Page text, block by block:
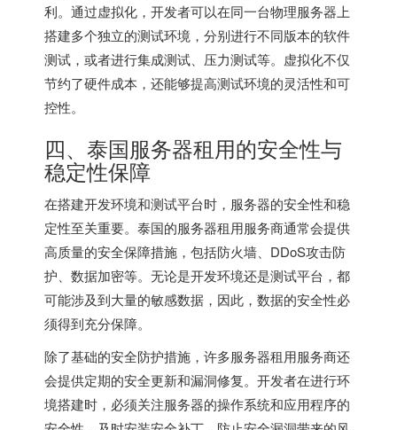
利。通过虚拟化，开发者可以在同一台物理服务器上
搭建多个独立的测试环境，分别进行不同版本的软件
测试，或者进行集成测试、压力测试等。虚拟化不仅
节约了硬件成本，还能够提高测试环境的灵活性和可
控性。
四、泰国服务器租用的安全性与
稳定性保障
在搭建开发环境和测试平台时，服务器的安全性和稳
定性至关重要。泰国的服务器租用服务商通常会提供
高质量的安全保障措施，包括防火墙、DDoS攻击防
护、数据加密等。无论是开发环境还是测试平台，都
可能涉及到大量的敏感数据，因此，数据的安全性必
须得到充分保障。
除了基础的安全防护措施，许多服务器租用服务商还
会提供定期的安全更新和漏洞修复。开发者在进行环
境搭建时，必须关注服务器的操作系统和应用程序的